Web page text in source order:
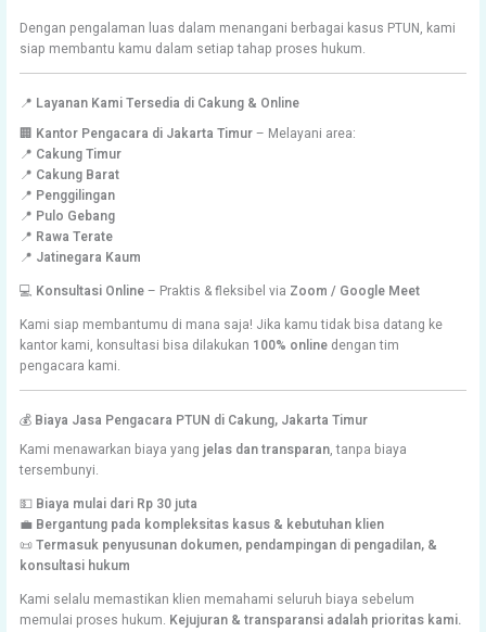
Dengan pengalaman luas dalam menangani berbagai kasus PTUN, kami
siap membantu kamu dalam setiap tahap proses hukum.
📍 Layanan Kami Tersedia di Cakung & Online
🏢 Kantor Pengacara di Jakarta Timur– Melayani area:
📍 Cakung Timur
📍 Cakung Barat
📍 Penggilingan
📍 Pulo Gebang
📍 Rawa Terate
📍 Jatinegara Kaum
💻 Konsultasi Online– Praktis & fleksibel via Zoom / Google Meet
Kami siap membantumu di mana saja! Jika kamu tidak bisa datang ke
kantor kami, konsultasi bisa dilakukan 100% online dengan tim
pengacara kami.
💰 Biaya Jasa Pengacara PTUN di Cakung, Jakarta Timur
Kami menawarkan biaya yang jelas dan transparan, tanpa biaya
tersembunyi.
💵 Biaya mulai dari Rp 30 juta
💼 Bergantung pada kompleksitas kasus & kebutuhan klien
📜Termasuk penyusunan dokumen, pendampingan di pengadilan, &
konsultasi hukum
Kami selalu memastikan klien memahami seluruh biaya sebelum
memulai proses hukum. Kejujuran & transparansi adalah prioritas kami.